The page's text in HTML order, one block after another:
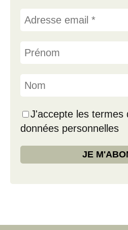
J'accepte les termes
données personnelles